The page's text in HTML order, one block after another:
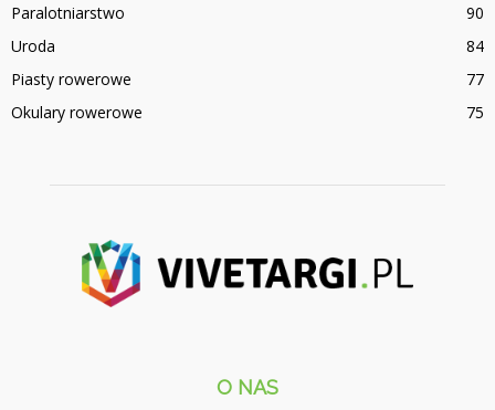
Paralotniarstwo
90
Uroda
84
Piasty rowerowe
77
Okulary rowerowe
75
O NAS